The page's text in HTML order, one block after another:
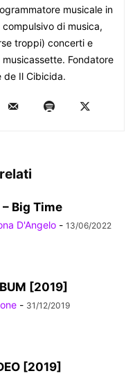
musicale in
di musica,
troppi) concerti e
Fondatore
de Il Cibicida.
Big Time
D'Angelo - 13/06/2022
[2019]
- 31/12/2019
[2019]